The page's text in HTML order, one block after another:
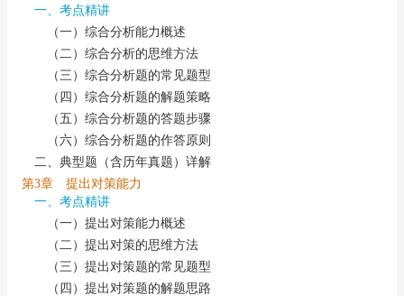
一、考点精讲
（一）综合分析能力概述
（二）综合分析的思维方法
（三）综合分析题的常见题型
（四）综合分析题的解题策略
（五）综合分析题的答题步骤
（六）综合分析题的作答原则
二、典型题（含历年真题）详解
第3章 提出对策能力
一、考点精讲
（一）提出对策能力概述
（二）提出对策的思维方法
（三）提出对策题的常见题型
（四）提出对策题的解题思路